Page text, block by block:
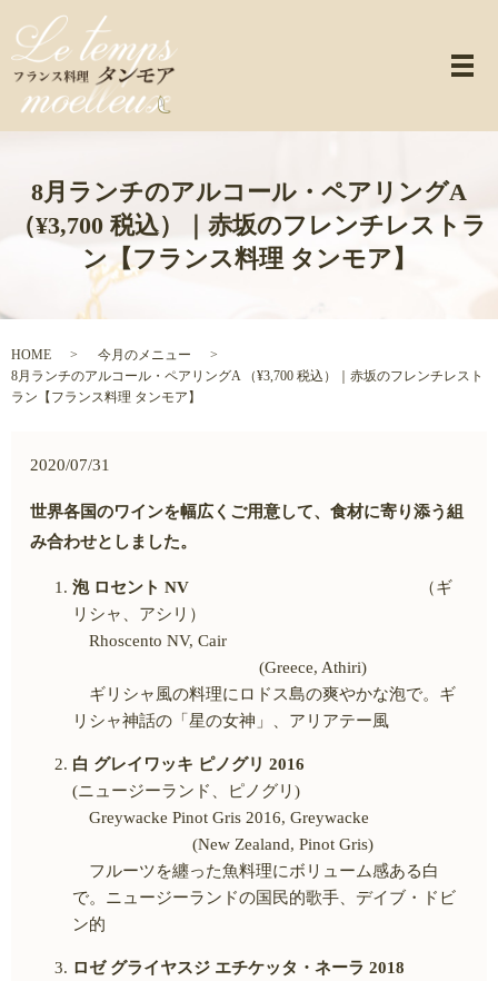
メ
8月ランチのアルコール・ペアリングA
（¥3,700 税込）｜赤坂のフレンチレストラ
ン【フランス料理 タンモア】
HOME
今月のメニュー
8月ランチのアルコール・ペアリングA （¥3,700 税込）｜赤坂のフレンチレスト
ラン【フランス料理 タンモア】
2020/07/31
世界各国のワインを幅広くご用意して、食材に寄り添う組
み合わせとしました。
泡 ロセント NV
（ギ
リシャ、アシリ）
Rhoscento NV, Cair
(Greece, Athiri)
ギリシャ風の料理にロドス島の爽やかな泡で。ギ
リシャ神話の「星の女神」、アリアテー風
白 グレイワッキ ピノグリ 2016
(ニュージーランド、ピノグリ )
Greywacke Pinot Gris 2016, Greywacke
(New Zealand, Pinot Gris)
フルーツを纏った魚料理にボリューム感ある白
で。ニュージーランドの国民的歌手、デイブ・ドビ
ン的
ロゼ グライヤスジ エチケッタ・ネーラ 2018